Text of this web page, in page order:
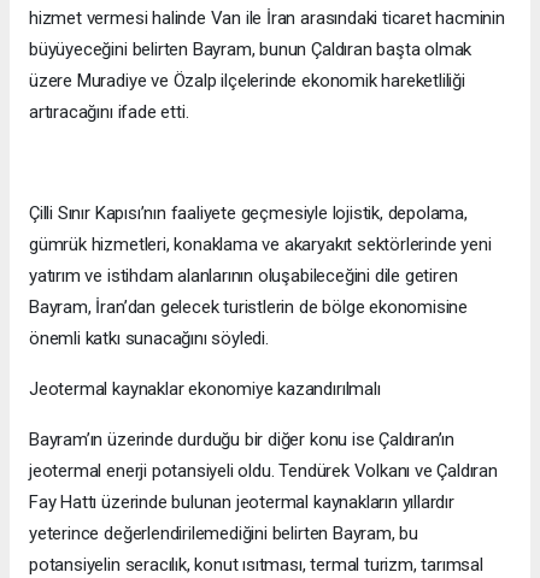
hizmet vermesi halinde Van ile İran arasındaki ticaret hacminin
büyüyeceğini belirten Bayram, bunun Çaldıran başta olmak
üzere Muradiye ve Özalp ilçelerinde ekonomik hareketliliği
artıracağını ifade etti.
Çilli Sınır Kapısı’nın faaliyete geçmesiyle lojistik, depolama,
gümrük hizmetleri, konaklama ve akaryakıt sektörlerinde yeni
yatırım ve istihdam alanlarının oluşabileceğini dile getiren
Bayram, İran’dan gelecek turistlerin de bölge ekonomisine
önemli katkı sunacağını söyledi.
Jeotermal kaynaklar ekonomiye kazandırılmalı
Bayram’ın üzerinde durduğu bir diğer konu ise Çaldıran’ın
jeotermal enerji potansiyeli oldu. Tendürek Volkanı ve Çaldıran
Fay Hattı üzerinde bulunan jeotermal kaynakların yıllardır
yeterince değerlendirilemediğini belirten Bayram, bu
potansiyelin seracılık, konut ısıtması, termal turizm, tarımsal